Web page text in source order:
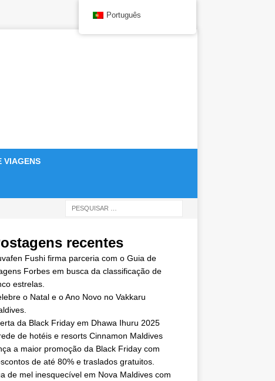
VIAGENS
recentes
Fushi firma parceria com o Guia de
Forbes em busca da classificação de
estrelas.
o Natal e o Ano Novo no Vakkaru
da Black Friday em Dhawa Ihuru 2025
de hotéis e resorts Cinnamon Maldives
a maior promoção da Black Friday com
de até 80% e traslados gratuitos.
de mel inesquecível em Nova Maldives com
Português